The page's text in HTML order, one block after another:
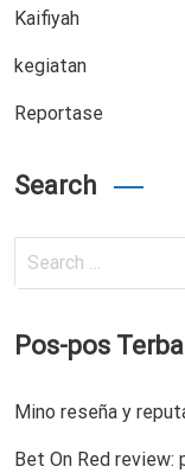
Kaifiyah
kegiatan
Reportase
Search
Search
for:
Pos-pos
Mino reseña y
Bet On Red review: